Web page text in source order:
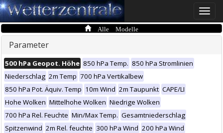
Toggle
Alle Modelle
Parameter
500 hPa Geopot. Höhe 850 hPa Temp. 850 hPa Stromlinien
Niederschlag 2m Temp 700 hPa Vertikalbew
850 hPa Pot. Äquiv. Temp 10m Wind 2m Taupunkt CAPE/LI
Hohe Wolken Mittelhohe Wolken Niedrige Wolken
700 hPa Rel. Feuchte Min/Max Temp. Gesamtniederschlag
Spitzenwind 2m Rel. feuchte 300 hPa Wind 200 hPa Wind